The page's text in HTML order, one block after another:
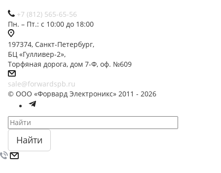
+7 (812) 565-65-56
Пн. – Пт.: с 10:00 до 18:00
197374, Санкт-Петербург,
БЦ «Гулливер-2»,
Торфяная дорога, дом 7-Ф, оф. №609
sale@forwardspb.ru
© ООО «Форвард Электроникс» 2011 - 2026
Найти